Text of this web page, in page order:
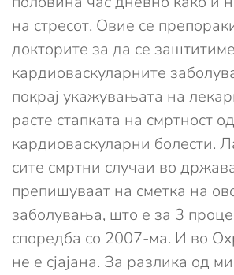
на стресот. Овие се
докторите за да се
кардиоваскуларните
покрај укажувањата на
расте стапката на смртност од
кардиоваскуларни болести.
сите смртни случаи во
препишуваат на сметка на
заболувања, што е за 3
споредба со 2007-ма. И во
не е сјајана. За разлика од